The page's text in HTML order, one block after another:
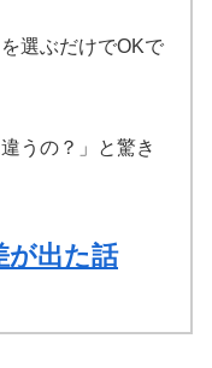
選ぶだけでOKで
うの？」と驚き
が出た話